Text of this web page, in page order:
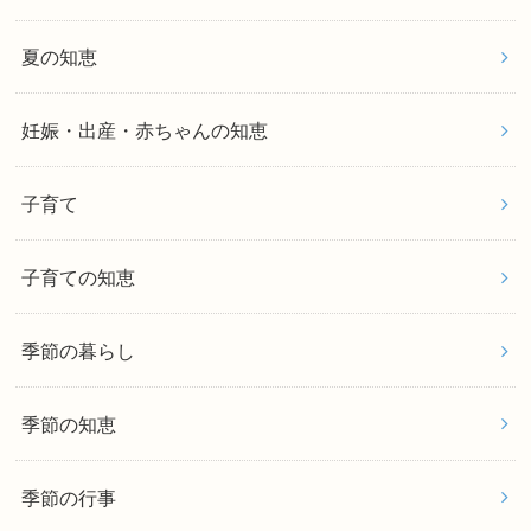
夏の知恵
妊娠・出産・赤ちゃんの知恵
子育て
子育ての知恵
季節の暮らし
季節の知恵
季節の行事